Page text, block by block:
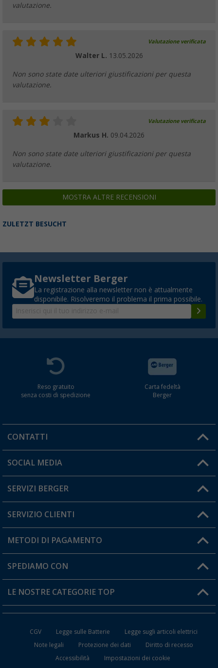
valutazione.
Valutazione verificata
Walter L. 13.05.2026
Non sono state date ulteriori giustificazioni per questa
valutazione.
Valutazione verificata
Markus H. 09.04.2026
Non sono state date ulteriori giustificazioni per questa
valutazione.
MOSTRA ALTRE RECENSIONI
ZULETZT BESUCHT
Newsletter Berger
La registrazione alla newsletter non è attualmente
disponibile. Risolveremo il problema il prima possibile.
Reso gratuito
senza costi di spedizione
Carta fedeltà
Berger
CONTATTI
Orari di apertura del servizio:
Hai una domanda?
SOCIAL MEDIA
SERVIZI BERGER
Diventare rivenditori
Il mio Account
Carta fedeltà Berger
SERVIZIO CLIENTI
Informazioni sulla spedizione
Resi
FAQ e Contatti
METODI DI PAGAMENTO
SPEDIAMO CON
LE NOSTRE CATEGORIE TOP
Mobili per il Campeggio
CGV Legge sulle Batterie
Legge sugli articoli elettrici
Note legali
Protezione dei dati
Diritto di recesso
Accessibilità
Impostazioni dei cookie